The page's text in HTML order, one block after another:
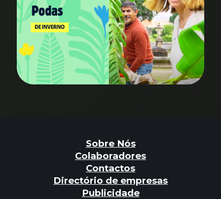
Sobre Nós
Colaboradores
Contactos
Directório de empresas
Publicidade